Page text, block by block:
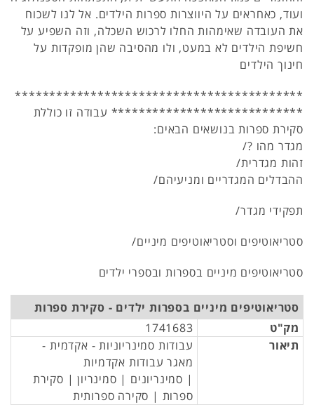
ועוד, כאחראים על היווצרות ספרות הילדים. אל לנו לשכוח
את העובדה שאימהות החלו לרכוש השכלה, וזה השפיע על
חשיפת הילדים לא במעט, ולו מהסיבה שהן מופקדות על
חינוך הילדים
******************************************
**************************** עבודה זו כוללת
סקירת ספרות בנושאים הבאים:
מגדר מהו ?/
זהות מגדרית/
ההבדלים המגדריים ומניעיהם/
תפקידי מגדר/
סטריאוטיפים וסטריאוטיפים מיניים/
סטריאוטיפים מיניים בספרות ובספרי ילדים
סטריאוטיפים מיניים בספרות ילדים - סקירת ספרות
מק"ט
1741683
תיאור
עבודות סמינריוניות - אקדמית -
מאגר עבודות אקדמיות
| סמינריונים | סמינריון | סקירת
ספרות | סקירה ספרותית